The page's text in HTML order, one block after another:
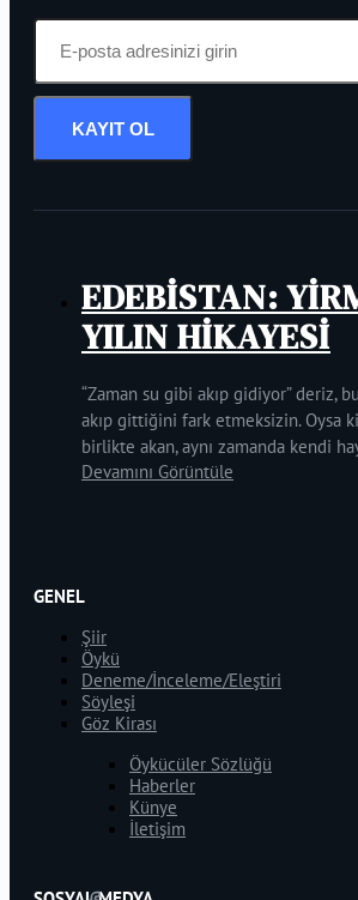
KAYIT OL
EDEBİSTAN:
YILIN HİKAYESİ
“Zaman su gibi akıp gidiyor” deriz,
akıp gittiğini fark etmeksizin. Oysa
birlikte akan, aynı zamanda kendi
Devamını Görüntüle
GENEL
Şiir
Öykü
Deneme/İnceleme/Eleştiri
Söyleşi
Göz Kirası
Öykücüler Sözlüğü
Haberler
Künye
İletişim